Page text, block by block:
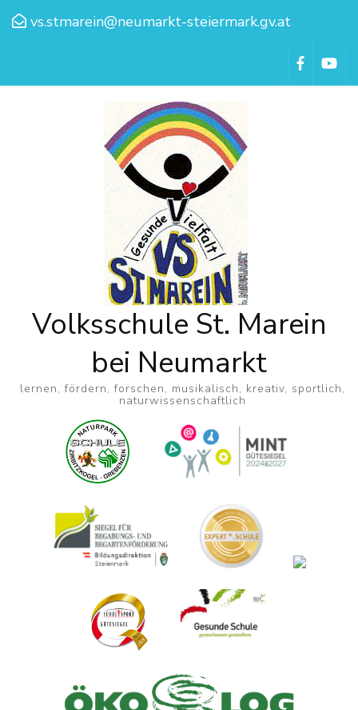
vs.stmarein@neumarkt-steiermark.gv.at
Volksschule St. Marein
bei Neumarkt
lernen, fördern, forschen, musikalisch, kreativ, sportlich,
naturwissenschaftlich